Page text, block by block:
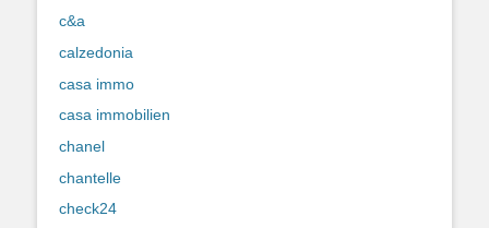
c&a
calzedonia
casa immo
casa immobilien
chanel
chantelle
check24